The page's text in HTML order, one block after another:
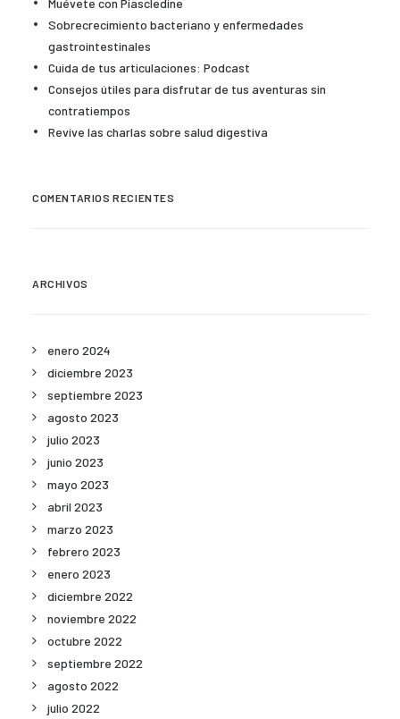
Muévete con Piascledine
Sobrecrecimiento bacteriano y enfermedades
gastrointestinales
Cuida de tus articulaciones: Podcast
Consejos útiles para disfrutar de tus aventuras sin
contratiempos
Revive las charlas sobre salud digestiva
COMENTARIOS RECIENTES
ARCHIVOS
enero 2024
diciembre 2023
septiembre 2023
agosto 2023
julio 2023
junio 2023
mayo 2023
abril 2023
marzo 2023
febrero 2023
enero 2023
diciembre 2022
noviembre 2022
octubre 2022
septiembre 2022
agosto 2022
julio 2022